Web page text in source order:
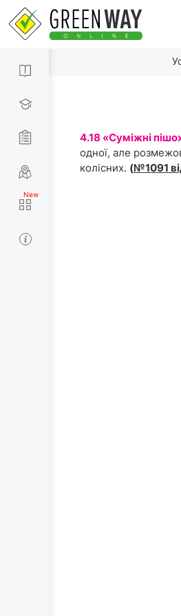
4.18 «Суміжні
одної, але
колісних. (№1091